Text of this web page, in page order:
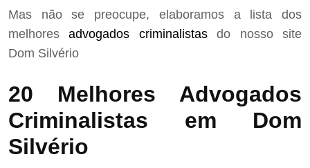
Mas não se preocupe, elaboramos a lista dos
melhoresadvogados criminalistasdo nosso site
Dom Silvério
20 Melhores Advogados
Criminalistas em Dom
Silvério